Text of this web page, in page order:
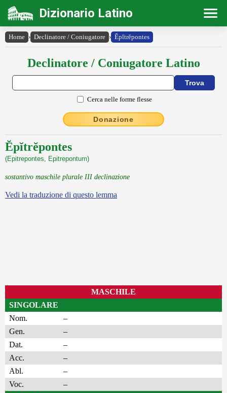
Dizionario Latino
Home › Declinatore / Coniugatore › Ĕpĭtrĕpontes
Declinatore / Coniugatore Latino
Cerca nelle forme flesse
Donazione
Ĕpĭtrĕpontes
(Epitrepontes, Epitrepontum)
sostantivo maschile plurale III declinazione
Vedi la traduzione di questo lemma
MASCHILE
SINGOLARE
Nom.
–
Gen.
–
Dat.
–
Acc.
–
Abl.
–
Voc.
–